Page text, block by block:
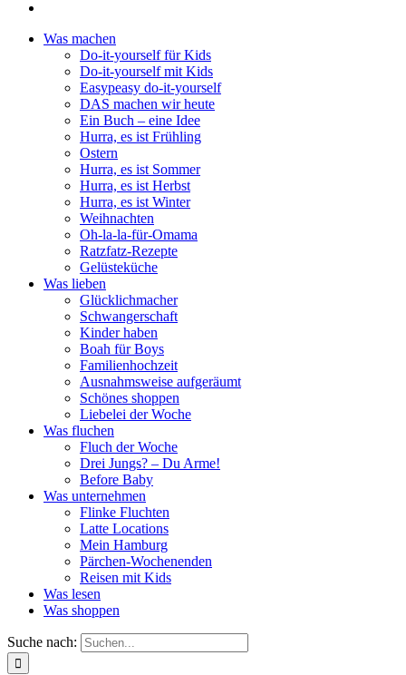
Was machen
Do-it-yourself für Kids
Do-it-yourself mit Kids
Easypeasy do-it-yourself
DAS machen wir heute
Ein Buch – eine Idee
Hurra, es ist Frühling
Ostern
Hurra, es ist Sommer
Hurra, es ist Herbst
Hurra, es ist Winter
Weihnachten
Oh-la-la-für-Omama
Ratzfatz-Rezepte
Gelüsteküche
Was lieben
Glücklichmacher
Schwangerschaft
Kinder haben
Boah für Boys
Familienhochzeit
Ausnahmsweise aufgeräumt
Schönes shoppen
Liebelei der Woche
Was fluchen
Fluch der Woche
Drei Jungs? – Du Arme!
Before Baby
Was unternehmen
Flinke Fluchten
Latte Locations
Mein Hamburg
Pärchen-Wochenenden
Reisen mit Kids
Was lesen
Was shoppen
Suche nach: